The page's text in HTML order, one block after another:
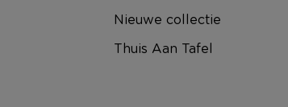
Nieuwe collectie
Thuis Aan Tafel